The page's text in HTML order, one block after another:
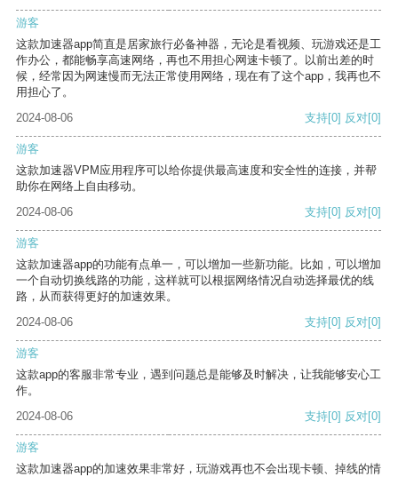
游客
这款加速器app简直是居家旅行必备神器，无论是看视频、玩游戏还是工
作办公，都能畅享高速网络，再也不用担心网速卡顿了。以前出差的时
候，经常因为网速慢而无法正常使用网络，现在有了这个app，我再也不
用担心了。
2024-08-06
支持[0] 反对[0]
游客
这款加速器VPM应用程序可以给你提供最高速度和安全性的连接，并帮
助你在网络上自由移动。
2024-08-06
支持[0] 反对[0]
游客
这款加速器app的功能有点单一，可以增加一些新功能。比如，可以增加
一个自动切换线路的功能，这样就可以根据网络情况自动选择最优的线
路，从而获得更好的加速效果。
2024-08-06
支持[0] 反对[0]
游客
这款app的客服非常专业，遇到问题总是能够及时解决，让我能够安心工
作。
2024-08-06
支持[0] 反对[0]
游客
这款加速器app的加速效果非常好，玩游戏再也不会出现卡顿、掉线的情